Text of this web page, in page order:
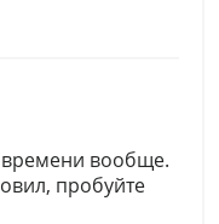
времени вообще.
пробуйте